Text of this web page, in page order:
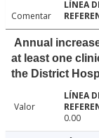
Comentar
Annual
at least one
the District
Valor
0.00